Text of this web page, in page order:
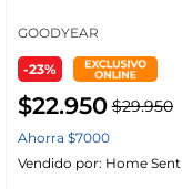
GOODYEAR
-23%
$22.950 $29.950
Ahorra $7000
Vendido por: Home